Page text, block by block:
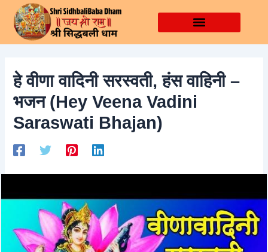
content
हे वीणा वादिनी सरस्वती, हंस वाहिनी –
भजन (Hey Veena Vadini
Saraswati Bhajan)
Post
navigation